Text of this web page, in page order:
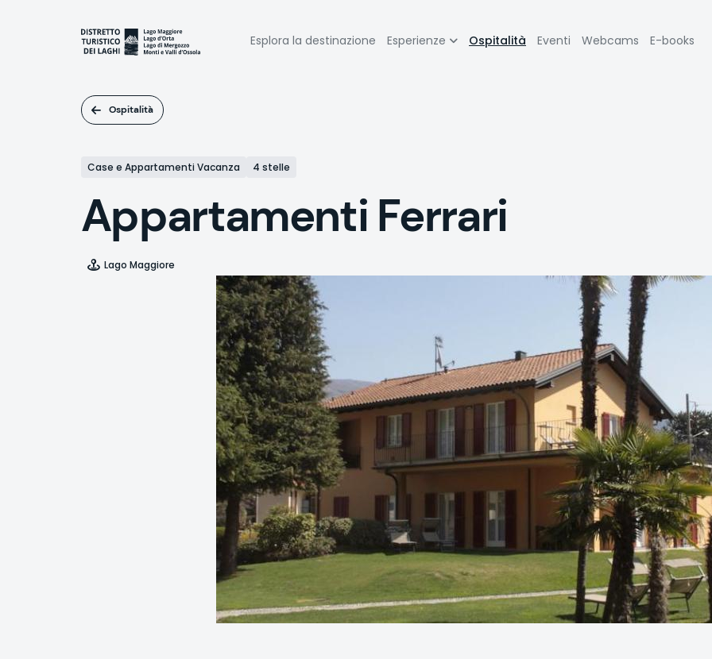
Navigazione
Esplora la destinazione Esperienze Ospitalità Eventi Webcams E-books
Ospitalità
Case e Appartamenti Vacanza 4 stelle
Appartamenti Ferrari
Lago Maggiore